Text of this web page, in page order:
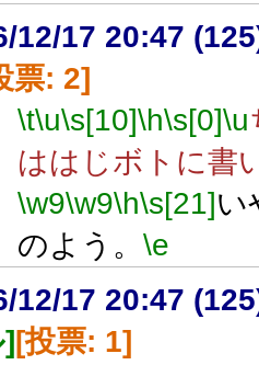
12/17 20:47
票: 2]
\t\u\s[10]\h\s[0]\u
ははじボトに書
\w9\w9\h\s[21]い
のよう。 \e
12/17 20:47
[投票: 1]